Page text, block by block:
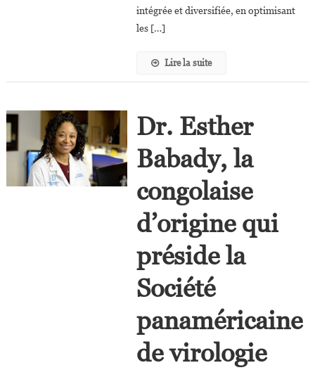
La
intégrée et diversifiée, en optimisant
les […]
Lire la suite
Dr. Esther
Babady, la
congolaise
d’origine qui
préside la
Société
panaméricaine
de virologie